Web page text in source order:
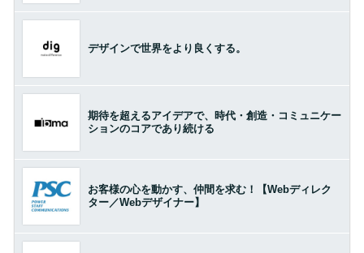
デザインで世界をより良くする。
期待を超えるアイデアで、時代・創造・コミュニケー
ションのコアであり続ける
お客様の心を動かす、仲間を求む！【Webディレク
ター／Webデザイナー】